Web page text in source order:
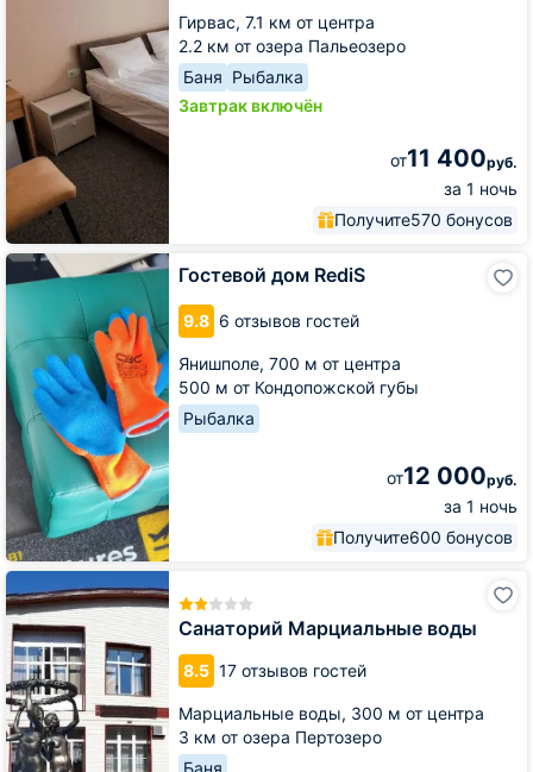
Гирвас, 7.1 км от центра
2.2 км от озера Пальеозеро
Баня Рыбалка
Завтрак включён
от11 400руб.
за 1 ночь
Получите570 бонусов
Гостевой дом RediS
9.8 6 отзывов гостей
Янишполе, 700 м от центра
500 м от Кондопожской губы
Рыбалка
от12 000руб.
за 1 ночь
Получите600 бонусов
Гостевой
дом
Санаторий Марциальные воды
8.5 17 отзывов гостей
Марциальные воды, 300 м от центра
3 км от озера Пертозеро
Баня
Санаторий
Марциальные
воды